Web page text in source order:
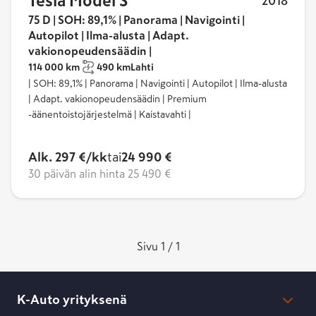
Hyödynnä myös K-Latauksen jatkuvasti laajeneva
latausverkosto. Lue lisää K-Latauksesta ja tarkista
kartalta sinua lähimpänä oleva
latauspiste.
Katso myös muut käytetytTesla-vaihtoautot
myös valita muiden mallien eliTesla Model Y
vaihtoehdoista.
Miksi juuri Tesla Model S?
Pitkä toimintamatka
75 D | SOH: 89,1% | Panorama | Navigointi |
Autopilot | Ilma-alusta | Adapt.
vakionopeudensäädin |
114 000 km 490 km Lahti
| SOH: 89,1% | Panorama | Navigointi | Autopilot | Ilma-alusta
| Adapt. vakionopeudensäädin | Premium
-äänentoistojärjestelmä | Kaistavahti |
Alk. 297 €/kktai24 990 €
30 päivän alin hinta 25 490 €
Sivu 1 / 1
K-Auto yrityksenä